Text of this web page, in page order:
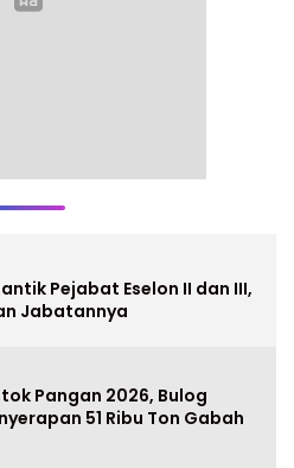
Pejabat Eselon II dan III,
Jabatannya
Pangan 2026, Bulog
51 Ribu Ton Gabah